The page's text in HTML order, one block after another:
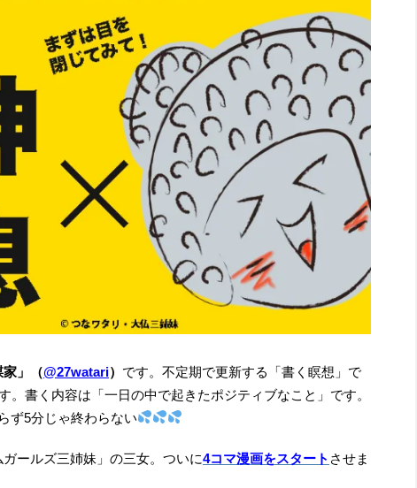
」（@27watari） です。不定期で更新する「書く瞑想」で
。書く内容は「一日の中で起きたポジティブなこと」です。
ず5分じゃ終わらない
ールズ三姉妹」の三女。ついに4コマ漫画をスタート させま